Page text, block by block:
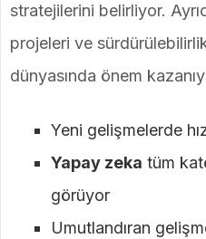
stratejilerini belirliyor.
projeleri ve
dünyasında önem
Yeni gelişmelerde
Yapay zeka tüm
görüyor
Umutlandıran